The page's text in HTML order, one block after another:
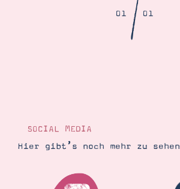
Blog
Gutscheine
Produkte erklärt
01/01
SOCIAL MEDIA
Hier gibt’s noch mehr zu sehen